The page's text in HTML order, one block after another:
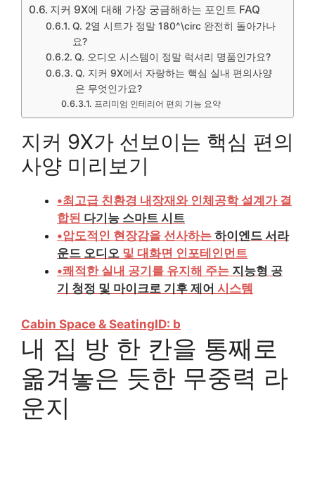
지커 9X에 대해 가장 궁금해하는 포인트 FAQ
Q. 2열 시트가 정말 180^\circ 완전히 돌아가나
요?
Q. 오디오 시스템이 정말 럭셔리 명품인가요?
Q. 지커 9X에서 자랑하는 핵심 실내 편의사양
은 무엇인가요?
프리미엄 인테리어 편의 기능 요약
지커 9X가 선보이는 핵심 편의
사양 미리보기
•최고급 친환경 내장재와 인체공학 설계가 결
합된 다기능 스마트 시트
•압도적인 현장감을 선사하는 하이엔드 서라
운드 오디오 및 대화면 인포테인먼트
•쾌적한 실내 공기를 유지해 주는 지능형 공
기 청정 및 마이크로 기후 제어 시스템
Cabin Space & SeatingID: b
내 집 방 한 칸을 통째로
옮겨놓은 듯한 무중력 라
운지